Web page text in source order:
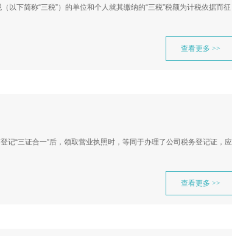
下简称“三税”）的单位和个人就其缴纳的“三税”税额为计税依据而征
查看更多 >>
“三证合一”后，领取营业执照时，等同于办理了公司税务登记证，应
查看更多 >>